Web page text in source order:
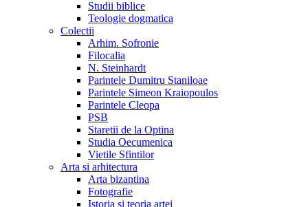
Studii biblice
Teologie dogmatica
Colectii
Arhim. Sofronie
Filocalia
N. Steinhardt
Parintele Dumitru Staniloae
Parintele Simeon Kraiopoulos
Parintele Cleopa
PSB
Staretii de la Optina
Studia Oecumenica
Vietile Sfintilor
Arta si arhitectura
Arta bizantina
Fotografie
Istoria si teoria artei